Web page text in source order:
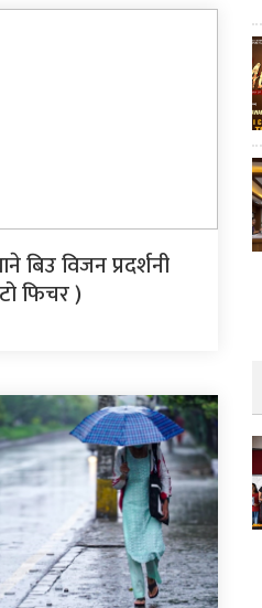
बिउ विजन प्रदर्शनी
फिचर )